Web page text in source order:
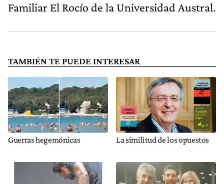
Familiar El Rocío de la Universidad Austral.
TAMBIÉN TE PUEDE INTERESAR
Guerras hegemónicas La similitud de los opuestos